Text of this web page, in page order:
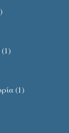
(1)
(1)